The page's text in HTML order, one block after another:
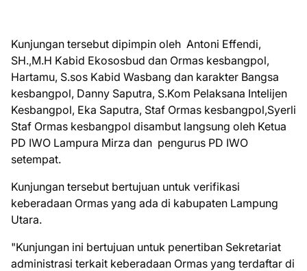
Kunjungan tersebut dipimpin oleh Antoni Effendi,
SH.,M.H Kabid Ekososbud dan Ormas kesbangpol,
Hartamu, S.sos Kabid Wasbang dan karakter Bangsa
kesbangpol, Danny Saputra, S.Kom Pelaksana Intelijen
Kesbangpol, Eka Saputra, Staf Ormas kesbangpol,Syerli
Staf Ormas kesbangpol disambut langsung oleh Ketua
PD IWO Lampura Mirza dan pengurus PD IWO
setempat.
Kunjungan tersebut bertujuan untuk verifikasi
keberadaan Ormas yang ada di kabupaten Lampung
Utara.
"Kunjungan ini bertujuan untuk penertiban Sekretariat
administrasi terkait keberadaan Ormas yang terdaftar di